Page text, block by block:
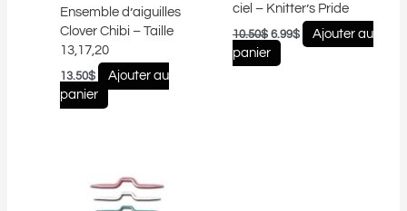
Ensemble d’aiguilles
Clover Chibi – Taille
13,17,20
13.50$
Ajouter au
panier
ciel – Knitter’s Pride
10.50$ 6.99$
Ajouter au
panier